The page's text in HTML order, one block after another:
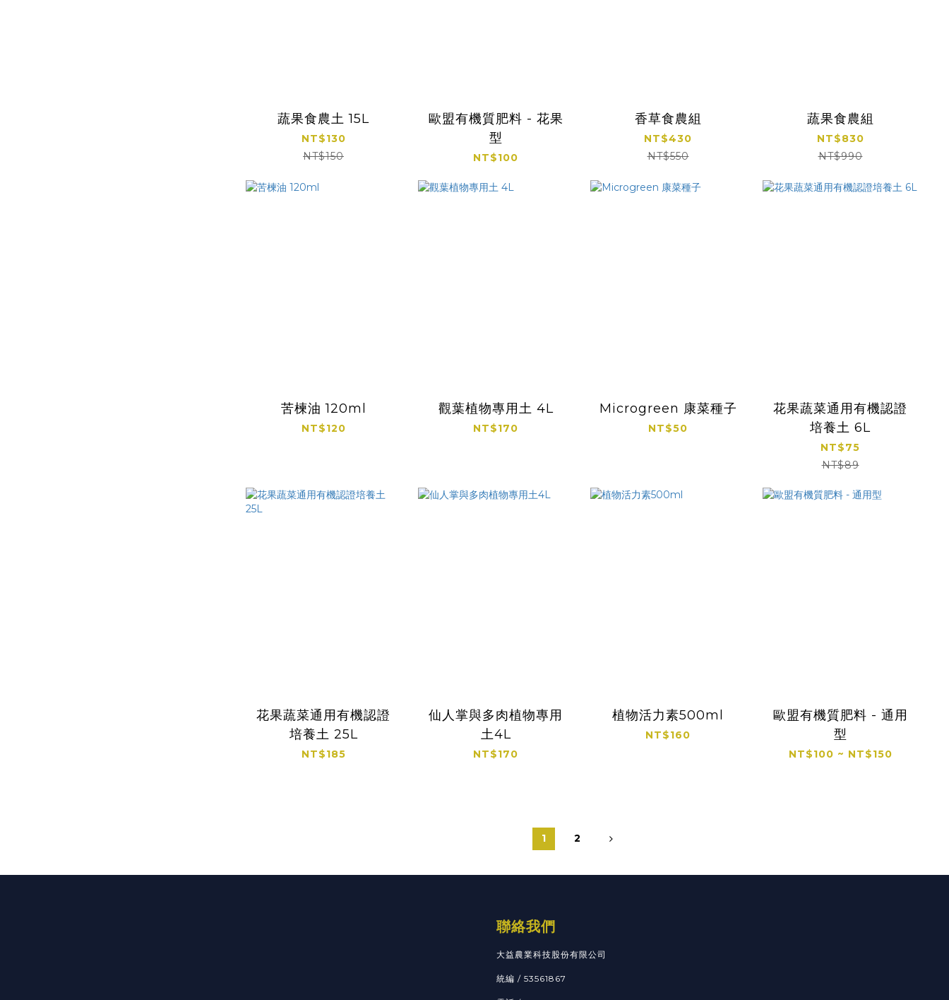
蔬果食農土 15L
NT$130
NT$150
歐盟有機質肥料 - 花果
型
NT$100
香草食農組
NT$430
NT$550
蔬果食農組
NT$830
NT$990
苦楝油 120ml
NT$120
觀葉植物專用土 4L
NT$170
Microgreen 康菜種子
NT$50
花果蔬菜通用有機認證
培養土 6L
NT$75
NT$89
花果蔬菜通用有機認證
培養土 25L
NT$185
仙人掌與多肉植物專用
土4L
NT$170
植物活力素500ml
NT$160
歐盟有機質肥料 - 通用
型
NT$100 ~ NT$150
1 2
聯絡我們
大益農業科技股份有限公司
統編 / 53561867